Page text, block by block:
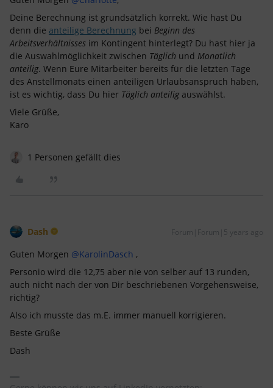
Deine Berechnung ist grundsätzlich korrekt. Wie hast Du
denn die anteilige Berechnung bei Beginn des
Arbeitsverhältnisses im Kontingent hinterlegt? Du hast hier ja
die Auswahlmöglichkeit zwischen Täglich und Monatlich
anteilig. Wenn Eure Mitarbeiter bereits für die letzten Tage
des Anstellmonats einen anteiligen Urlaubsanspruch haben,
ist es wichtig, dass Du hier Täglich anteilig auswählst.
Viele Grüße,
Karo
1 Personen gefällt dies
Dash Forum|Forum|5 years ago
Guten Morgen @KarolinDasch ,
Personio wird die 12,75 aber nie von selber auf 13 runden,
auch nicht nach der von Dir beschriebenen Vorgehensweise,
richtig?
Also ich musste das m.E. immer manuell korrigieren.
Beste Grüße
Dash